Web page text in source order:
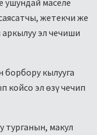
жетекчи же
эл чечиши
кылууга
койсо эл өзү чечип
турганын, макул